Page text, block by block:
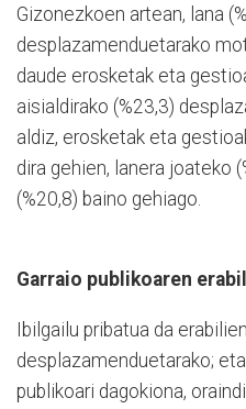
Gizonezkoen artean, lana
desplazamenduetarako
daude erosketak eta
aisialdirako (%23,3)
aldiz, erosketak eta
dira gehien, lanera joateko
(%20,8) baino gehiago.
Garraio publikoaren
Ibilgailu pribatua da
desplazamenduetarako;
publikoari dagokiona,